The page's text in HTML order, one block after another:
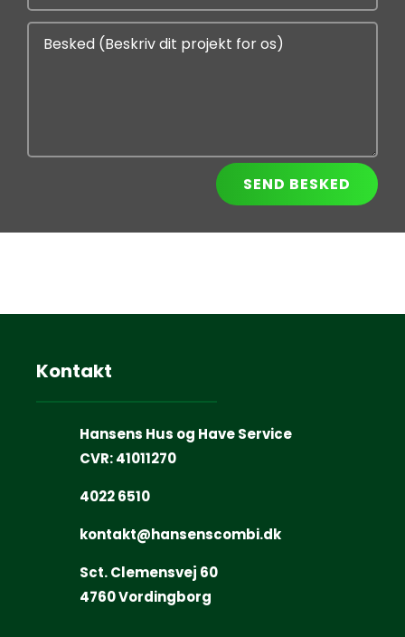
SEND BESKED
Kontakt
Hansens Hus og Have Service
CVR:41011270
4022 6510
kontakt@hansenscombi.dk
Sct. Clemensvej 60
4760 Vordingborg